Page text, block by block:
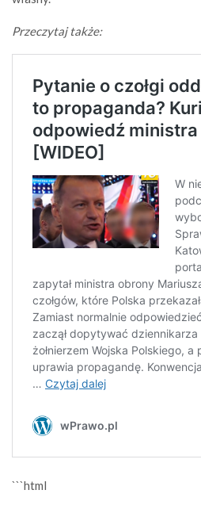
Przeczytaj także:
```html